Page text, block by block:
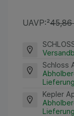
UAVP:²
Schloss
Kepler